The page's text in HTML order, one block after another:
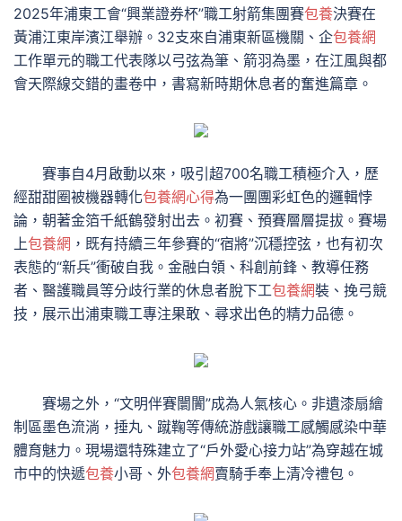
2025年浦東工會“興業證券杯”職工射箭集團賽包養決賽在
黃浦江東岸濱江舉辦。32支來自浦東新區機關、企包養網
工作單元的職工代表隊以弓弦為筆、箭羽為墨，在江風與都
會天際線交錯的畫卷中，書寫新時期休息者的奮進篇章。
賽事自4月啟動以來，吸引超700名職工積極介入，歷
經甜甜圈被機器轉化包養網心得為一團團彩虹色的邏輯悖
論，朝著金箔千紙鶴發射出去。初賽、預賽層層提拔。賽場
上包養網 ，既有持續三年參賽的“宿將”沉穩控弦，也有初次
表態的“新兵”衝破自我。金融白領、科創前鋒、教導任務
者、醫護職員等分歧行業的休息者脫下工包養網裝、挽弓競
技，展示出浦東職工專注果敢、尋求出色的精力品德。
賽場之外，“文明伴賽闤闠”成為人氣核心。非遺漆扇繪
制區墨色流淌，捶丸、蹴鞠等傳統游戲讓職工感觸感染中華
體育魅力。現場還特殊建立了“戶外愛心接力站”為穿越在城
市中的快遞包養小哥、外包養網賣騎手奉上清冷禮包。